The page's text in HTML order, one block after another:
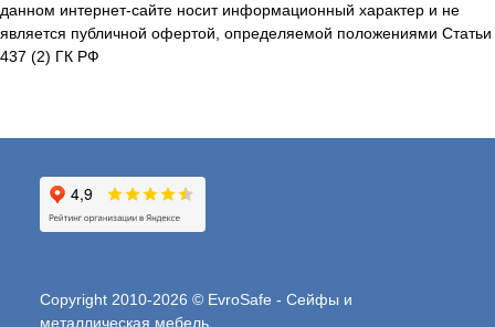
данном интернет-сайте носит информационный характер и не
является публичной офертой, определяемой положениями Статьи
437 (2) ГК РФ
Copyright 2010-2026 © EvroSafe - Сейфы и
металлическая мебель